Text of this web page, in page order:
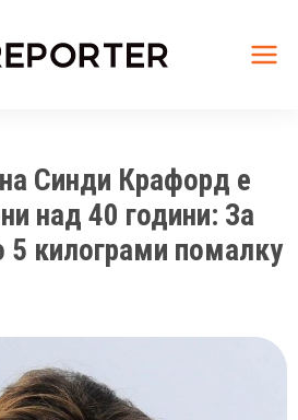
Синди Крафорд е
над 40 години: За
килограми помалку